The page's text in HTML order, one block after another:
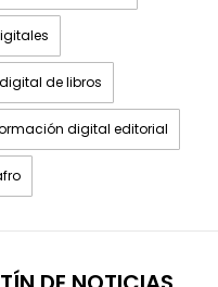
de libros
digital editorial